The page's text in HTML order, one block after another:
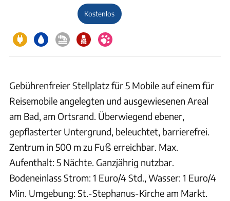
Kostenlos
Gebührenfreier Stellplatz für 5 Mobile auf einem für
Reisemobile angelegten und ausgewiesenen Areal
am Bad, am Ortsrand. Überwiegend ebener,
gepflasterter Untergrund, beleuchtet, barrierefrei.
Zentrum in 500 m zu Fuß erreichbar. Max.
Aufenthalt: 5 Nächte. Ganzjährig nutzbar.
Bodeneinlass Strom: 1 Euro/4 Std., Wasser: 1 Euro/4
Min. Umgebung: St.-Stephanus-Kirche am Markt.